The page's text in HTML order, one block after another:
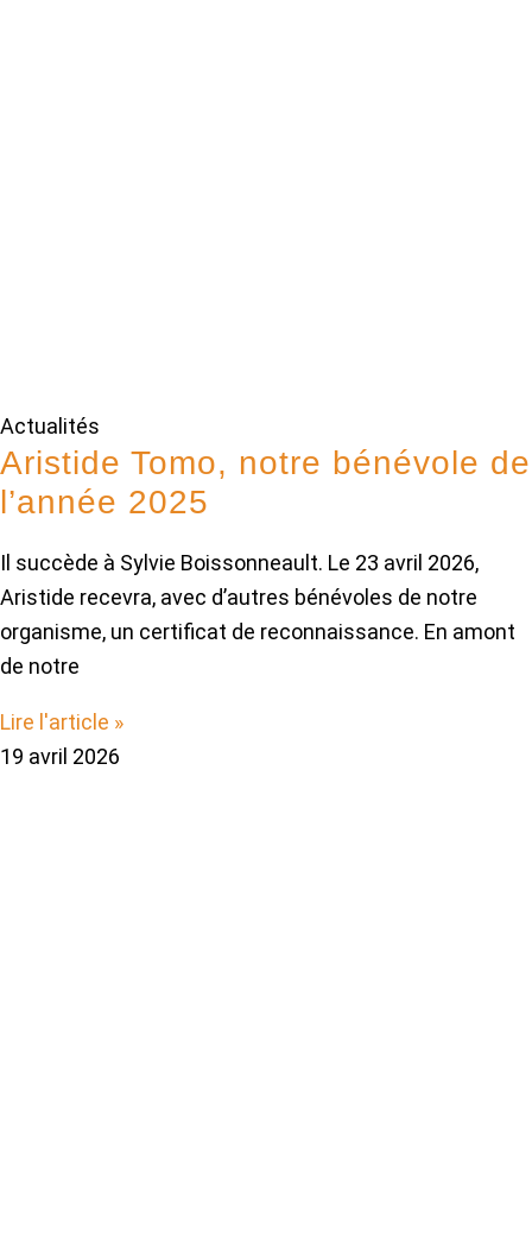
Actualités
Aristide Tomo, notre bénévole de
l’année 2025
Il succède à Sylvie Boissonneault. Le 23 avril 2026,
Aristide recevra, avec d’autres bénévoles de notre
organisme, un certificat de reconnaissance. En amont
de notre
Lire l'article »
19 avril 2026